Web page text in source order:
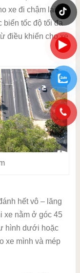
xe đi chậm lại.
biển tốc độ tối đa
điều khiển cho xe
hết vô – lăng
xe nằm ở góc 45
hình dưới hoặc
xe mình và mép